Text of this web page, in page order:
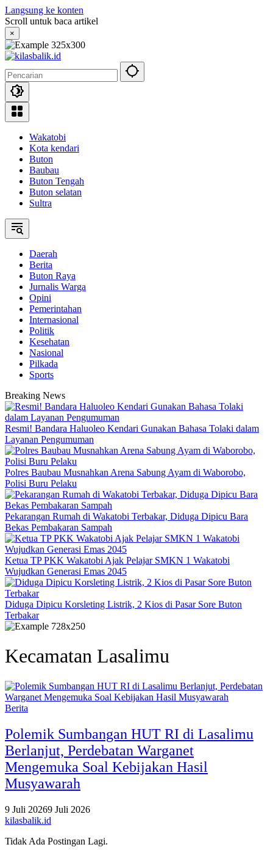
Langsung ke konten
Scroll untuk baca artikel
×
Wakatobi
Kota kendari
Buton
Baubau
Buton Tengah
Buton selatan
Sultra
Daerah
Berita
Buton Raya
Jurnalis Warga
Opini
Pemerintahan
Internasional
Politik
Kesehatan
Nasional
Pilkada
Sports
Breaking News
Resmi! Bandara Haluoleo Kendari Gunakan Bahasa Tolaki dalam
Layanan Pengumuman
Polres Baubau Musnahkan Arena Sabung Ayam di Waborobo,
Polisi Buru Pelaku
Pekarangan Rumah di Wakatobi Terbakar, Diduga Dipicu Bara
Bekas Pembakaran Sampah
Ketua TP PKK Wakatobi Ajak Pelajar SMKN 1 Wakatobi
Wujudkan Generasi Emas 2045
Diduga Dipicu Korsleting Listrik, 2 Kios di Pasar Sore Buton
Terbakar
Kecamatan Lasalimu
Berita
Polemik Sumbangan HUT RI di Lasalimu
Berlanjut, Perdebatan Warganet
Mengemuka Soal Kebijakan Hasil
Musyawarah
9 Juli 20269 Juli 2026
kilasbalik.id
Tidak Ada Postingan Lagi.